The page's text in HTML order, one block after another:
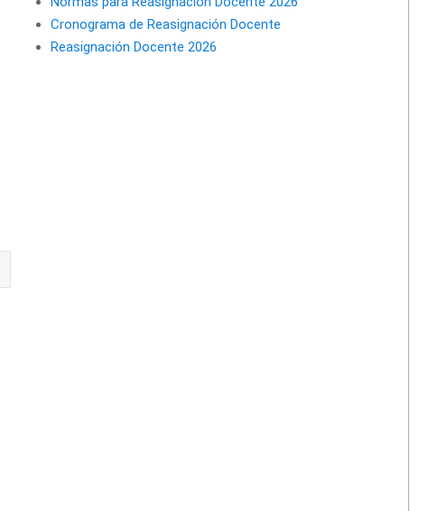
Cronograma de Reasignación Docente
Reasignación Docente 2026